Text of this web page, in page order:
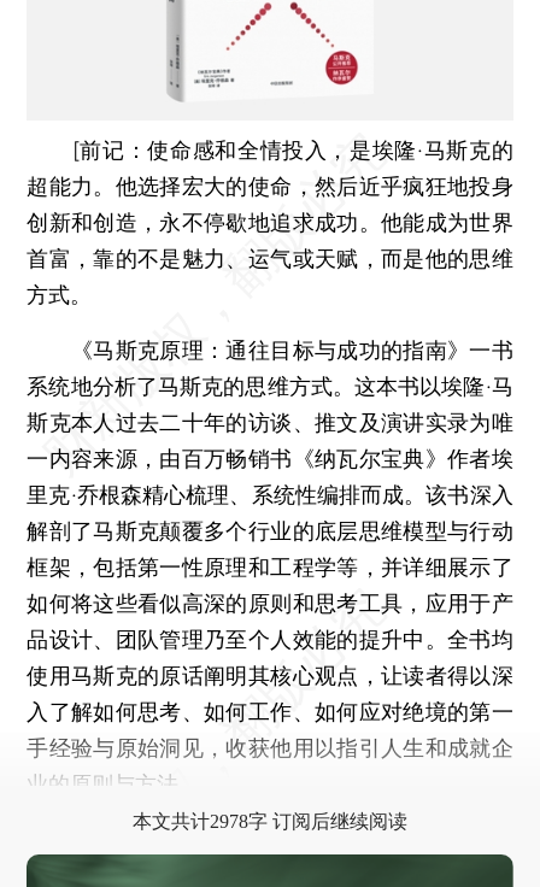
[前记：使命感和全情投入，是埃隆·马斯克的
超能力。他选择宏大的使命，然后近乎疯狂地投身
创新和创造，永不停歇地追求成功。他能成为世界
首富，靠的不是魅力、运气或天赋，而是他的思维
方式。
《马斯克原理：通往目标与成功的指南》一书
系统地分析了马斯克的思维方式。这本书以埃隆·马
斯克本人过去二十年的访谈、推文及演讲实录为唯
一内容来源，由百万畅销书《纳瓦尔宝典》作者埃
里克·乔根森精心梳理、系统性编排而成。该书深入
解剖了马斯克颠覆多个行业的底层思维模型与行动
框架，包括第一性原理和工程学等，并详细展示了
如何将这些看似高深的原则和思考工具，应用于产
品设计、团队管理乃至个人效能的提升中。全书均
使用马斯克的原话阐明其核心观点，让读者得以深
入了解如何思考、如何工作、如何应对绝境的第一
手经验与原始洞见，收获他用以指引人生和成就企
业的原则与方法。
本文共计2978字 订阅后继续阅读